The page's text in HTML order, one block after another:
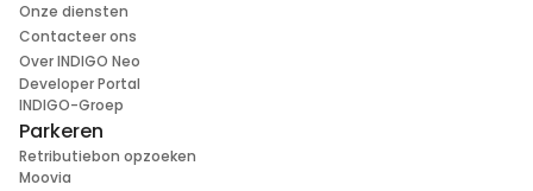
Onze diensten
Contacteer ons
Over INDIGO Neo
Developer Portal
INDIGO-Groep
Parkeren
Retributiebon opzoeken
Moovia